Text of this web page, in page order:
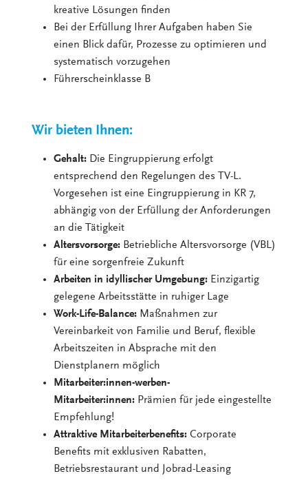
kreative Lösungen finden
Bei der Erfüllung Ihrer Aufgaben haben Sie
einen Blick dafür, Prozesse zu optimieren und
systematisch vorzugehen
Führerscheinklasse B
Wir bieten Ihnen:
Gehalt: Die Eingruppierung erfolgt
entsprechend den Regelungen des TV-L.
Vorgesehen ist eine Eingruppierung in KR 7,
abhängig von der Erfüllung der Anforderungen
an die Tätigkeit
Altersvorsorge: Betriebliche Altersvorsorge (VBL)
für eine sorgenfreie Zukunft
Arbeiten in idyllischer Umgebung: Einzigartig
gelegene Arbeitsstätte in ruhiger Lage
Work-Life-Balance: Maßnahmen zur
Vereinbarkeit von Familie und Beruf, flexible
Arbeitszeiten in Absprache mit den
Dienstplanern möglich
Mitarbeiter:innen-werben-
Mitarbeiter:innen: Prämien für jede eingestellte
Empfehlung!
Attraktive Mitarbeiterbenefits:Corporate
Benefits mit exklusiven Rabatten,
Betriebsrestaurant und Jobrad-Leasing